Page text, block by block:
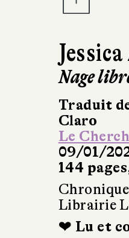
Nage
Traduit
Claro
Le
09/01/
144
Librairie
❤ Lu et